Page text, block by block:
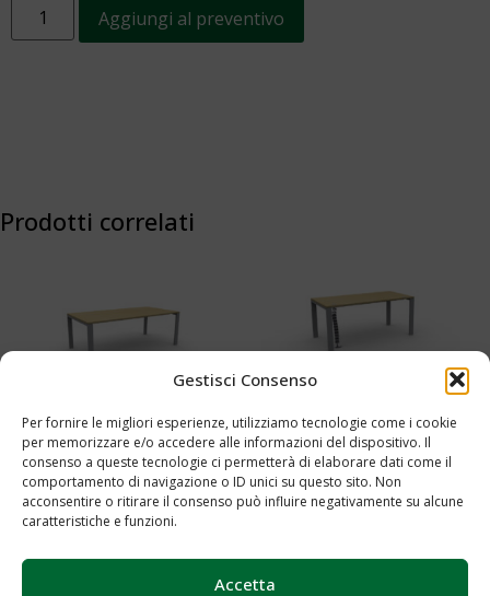
Gestisci Consenso
Per fornire le migliori esperienze, utilizziamo tecnologie come i cookie
per memorizzare e/o accedere alle informazioni del dispositivo. Il
consenso a queste tecnologie ci permetterà di elaborare dati come il
comportamento di navigazione o ID unici su questo sito. Non
acconsentire o ritirare il consenso può influire negativamente su alcune
caratteristiche e funzioni.
Accetta
Aggiungi al preventivo
Prodotti correlati
Tavolo riunioni rettangolare cm
200 – Cod.0012
Aggiungi al preventivo
Scrivania Operativa cm 200 –
Cod.0008